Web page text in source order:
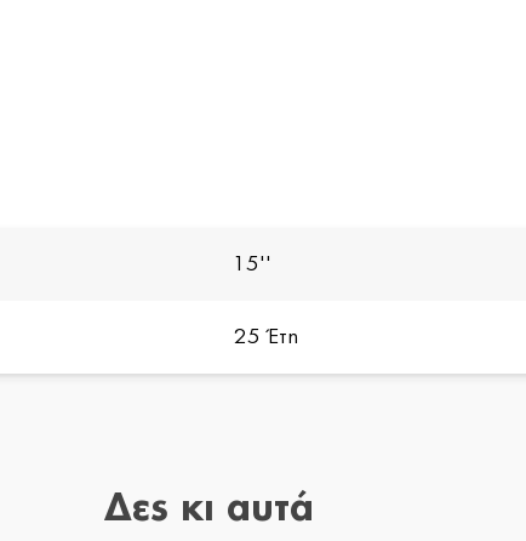
15''
25 Έτη
Δες κι αυτά